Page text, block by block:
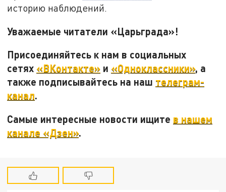
историю наблюдений.
Уважаемые читатели «Царьграда»!
Присоединяйтесь к нам в социальных
сетях «ВКонтакте» и «Одноклассники», а
также подписывайтесь на наш телеграм-
канал.
Самые интересные новости ищите в нашем
канале «Дзен».